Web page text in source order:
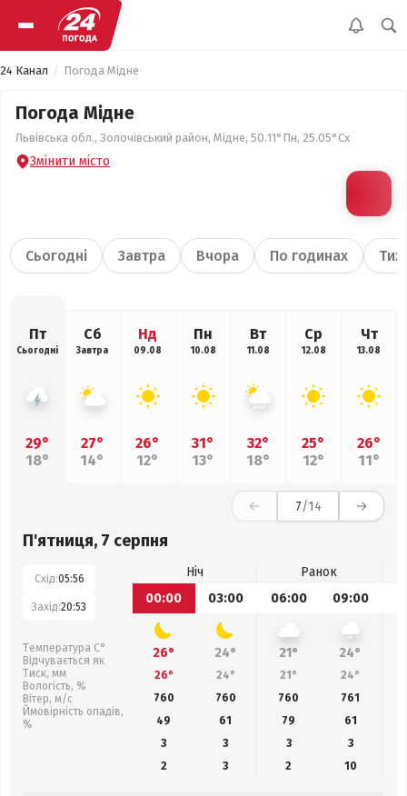
24 Канал Погода Мідне
Погода Мідне
Львівська обл., Золочівський район, Мідне, 50.11°Пн, 25.05°Сх
Змінити місто
Сьогодні Завтра Вчора По годинах
Пт
Сьогодні
29°
18°
Сб
Завтра
27°
14°
Нд
09.08
26°
12°
Пн
10.08
31°
13°
Вт
11.08
32°
18°
Ср
12.08
25°
12°
Чт
13.08
26°
11°
7/14
П'ятниця, 7 серпня
Схід:05:56
Захід:20:53
Температура С°
Відчувається як
Тиск, мм
Вологість, %
Вітер, м/с
Ймовірність опадів,
%
Ніч
Ранок
00:00
03:00 06:00 09:00
26° 24° 21° 24°
26° 24° 21° 24°
760
760 760 761
49
61 79 61
3
3 3
3
2
3 2 10